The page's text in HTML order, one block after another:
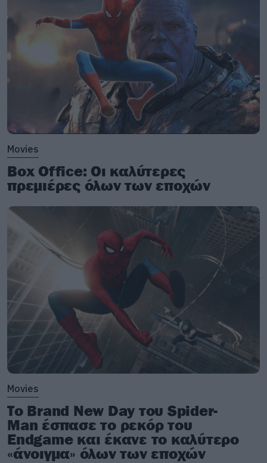
Movies
Box Office: Οι καλύτερες
πρεμιέρες όλων των εποχών
Movies
Το Brand New Day του Spider-
Man έσπασε το ρεκόρ του
Endgame και έκανε το καλύτερο
«άνοιγμα» όλων των εποχών